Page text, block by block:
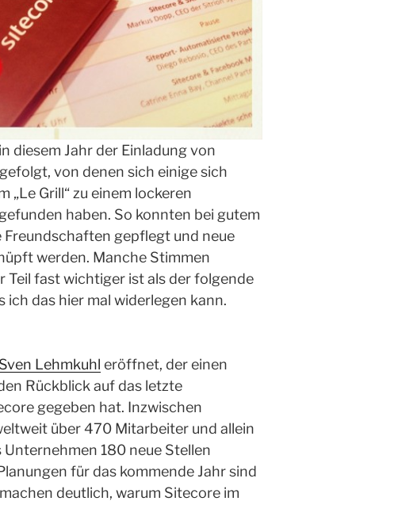
diesem Jahr der Einladung von
von denen sich einige sich
„Le Grill“ zu einem lockeren
haben. So konnten bei gutem
Freundschaften gepflegt und neue
werden. Manche Stimmen
Teil fast wichtiger ist als der folgende
ich das hier mal widerlegen kann.
Sven Lehmkuhl eröffnet, der einen
Rückblick auf das letzte
gegeben hat. Inzwischen
über 470 Mitarbeiter und allein
180 neue Stellen
für das kommende Jahr sind
deutlich, warum Sitecore im